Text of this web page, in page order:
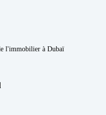
l'immobilier à Dubaï